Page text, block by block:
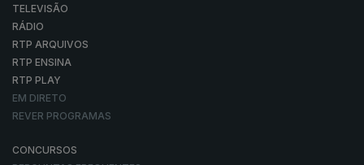
TELEVISÃO
RÁDIO
RTP ARQUIVOS
RTP ENSINA
RTP PLAY
EM DIRETO
REVER PROGRAMAS
CONCURSOS